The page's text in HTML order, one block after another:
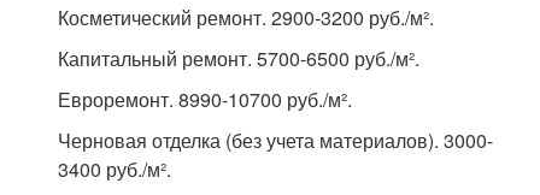
Косметический ремонт. 2900-3200 руб./м².
Капитальный ремонт. 5700-6500 руб./м².
Евроремонт. 8990-10700 руб./м².
Черновая отделка (без учета материалов). 3000-
3400 руб./м².